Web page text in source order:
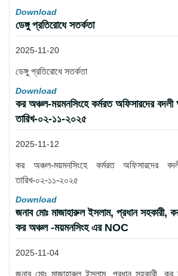
Download
ডেঙ্গু প্রতিরোধে সতর্কতা
2025-11-20
ডেঙ্গু প্রতিরোধে সতর্কতা
Download
কর অঞ্চল-ময়মনসিংহে কর্মরত অফিসারদের
তারিখ-০২-১১-২০২৫
2025-11-12
কর অঞ্চল-ময়মনসিংহে কর্মরত অফিসারদের
তারিখ-০২-১১-২০২৫
Download
জনাব মোঃ মাজাহারুল ইসলাম, প্রধান সহকারী, কর
কর অঞ্চল -ময়মনসিংহ এর NOC
2025-11-04
জনাব মোঃ মাজাহারুল ইসলাম, প্রধান সহকারী, কর